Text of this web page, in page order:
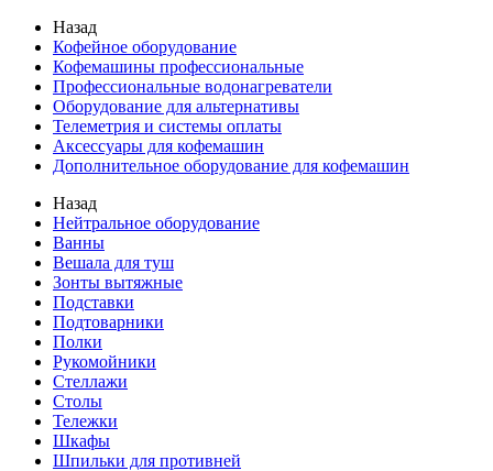
Назад
Кофейное оборудование
Кофемашины профессиональные
Профессиональные водонагреватели
Оборудование для альтернативы
Телеметрия и системы оплаты
Аксессуары для кофемашин
Дополнительное оборудование для кофемашин
Назад
Нейтральное оборудование
Ванны
Вешала для туш
Зонты вытяжные
Подставки
Подтоварники
Полки
Рукомойники
Стеллажи
Столы
Тележки
Шкафы
Шпильки для противней